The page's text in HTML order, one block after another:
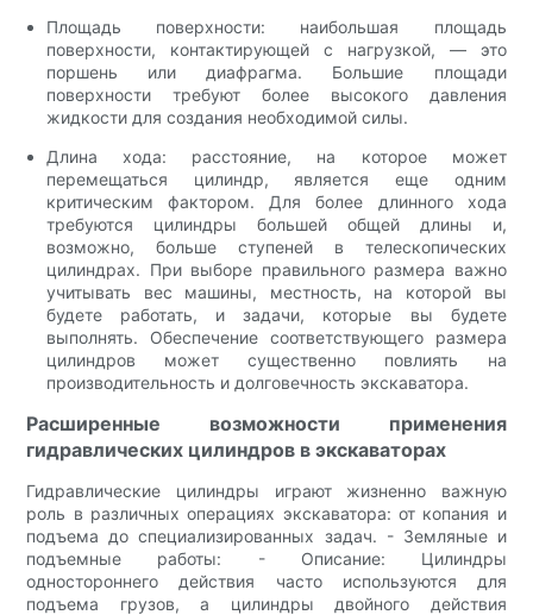
Площадь поверхности: наибольшая площадь
поверхности, контактирующей с нагрузкой, — это
поршень или диафрагма. Большие площади
поверхности требуют более высокого давления
жидкости для создания необходимой силы.
Длина хода: расстояние, на которое может
перемещаться цилиндр, является еще одним
критическим фактором. Для более длинного хода
требуются цилиндры большей общей длины и,
возможно, больше ступеней в телескопических
цилиндрах. При выборе правильного размера важно
учитывать вес машины, местность, на которой вы
будете работать, и задачи, которые вы будете
выполнять. Обеспечение соответствующего размера
цилиндров может существенно повлиять на
производительность и долговечность экскаватора.
Расширенные возможности применения
гидравлических цилиндров в экскаваторах
Гидравлические цилиндры играют жизненно важную
роль в различных операциях экскаватора: от копания и
подъема до специализированных задач. - Земляные и
подъемные работы: - Описание: Цилиндры
одностороннего действия часто используются для
подъема грузов, а цилиндры двойного действия